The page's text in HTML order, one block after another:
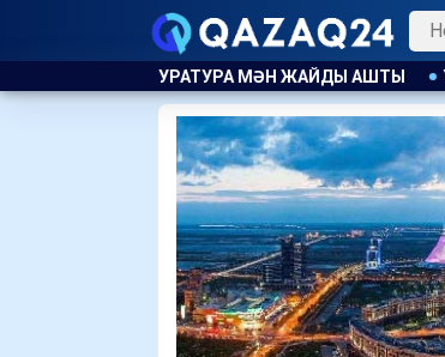
ҰЛТССО АҚ ҒА МОНОПОЛИЯҒА